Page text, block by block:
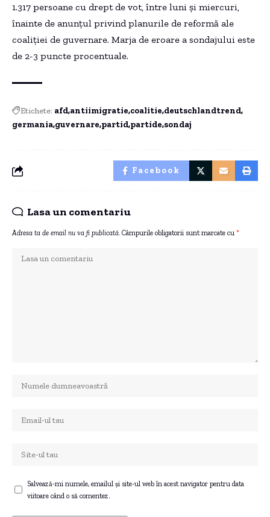
1.317 persoane cu drept de vot, între luni și miercuri,
înainte de anunțul privind planurile de reformă ale
coaliției de guvernare. Marja de eroare a sondajului este
de 2-3 puncte procentuale.
Etichete: afd antiimigratie coalitie deutschlandtrend
germania guvernare partid partide sondaj
Facebook
Lasa un comentariu
Adresa ta de email nu va fi publicată. Câmpurile obligatorii sunt marcate cu *
Salvează-mi numele, emailul și site-ul web în acest navigator pentru data
viitoare când o să comentez.